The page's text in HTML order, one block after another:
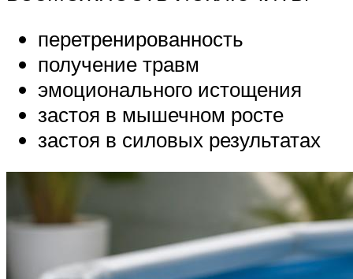
перетренированность
получение травм
эмоционального истощения
застоя в мышечном росте
застоя в силовых результатах